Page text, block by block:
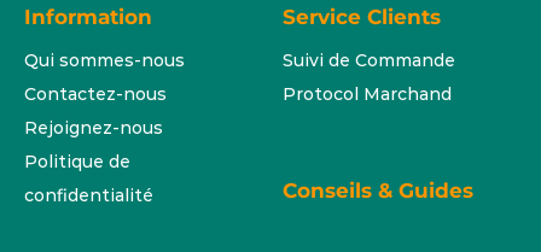
Information
Qui sommes-nous
Contactez-nous
Rejoignez-nous
Politique de
confidentialité
Service Clients
Suivi de Commande
Protocol Marchand
Conseils & Guides